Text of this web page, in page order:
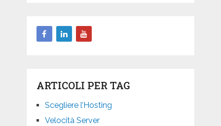
ARTICOLI PER TAG
Scegliere l’Hosting
Velocità Server